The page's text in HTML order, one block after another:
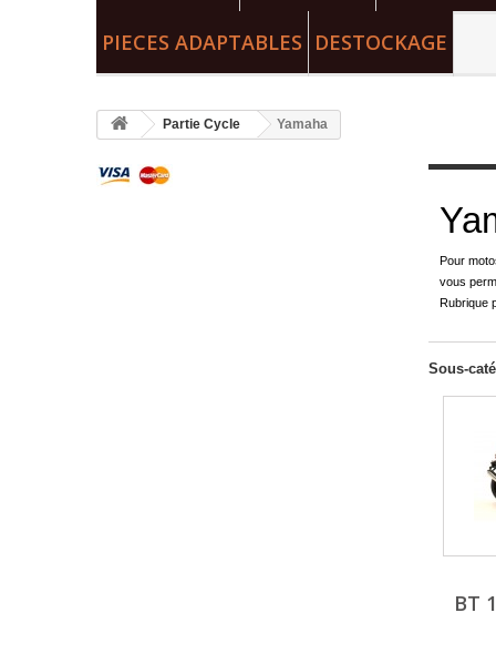
PIECES ADAPTABLES DESTOCKAGE
Partie Cycle Yamaha
Pour
vous
Rubrique
Sous-
BT